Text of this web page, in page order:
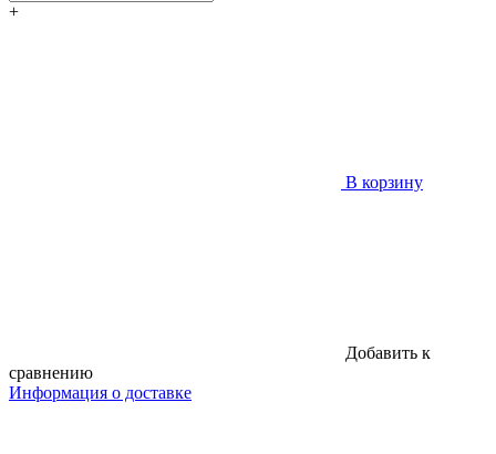
+
В корзину
Добавить к
сравнению
Информация о доставке